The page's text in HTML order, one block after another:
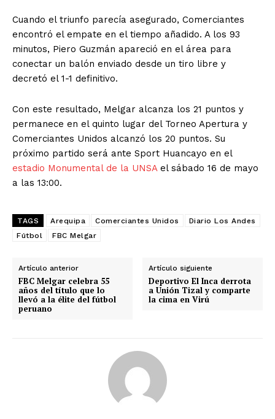
Cuando el triunfo parecía asegurado, Comerciantes
encontró el empate en el tiempo añadido. A los 93
minutos, Piero Guzmán apareció en el área para
conectar un balón enviado desde un tiro libre y
decretó el 1-1 definitivo.
Con este resultado, Melgar alcanza los 21 puntos y
permanece en el quinto lugar del Torneo Apertura y
Comerciantes Unidos alcanzó los 20 puntos. Su
próximo partido será ante Sport Huancayo en el
estadio Monumental de la UNSA el sábado 16 de mayo
a las 13:00.
TAGS Arequipa Comerciantes Unidos
Diario Los Andes
Fútbol
FBC Melgar
Artículo anterior
FBC Melgar celebra 55
años del título que lo
llevó a la élite del fútbol
peruano
Artículo siguiente
Deportivo El Inca derrota
a Unión Tizal y comparte
la cima en Virú